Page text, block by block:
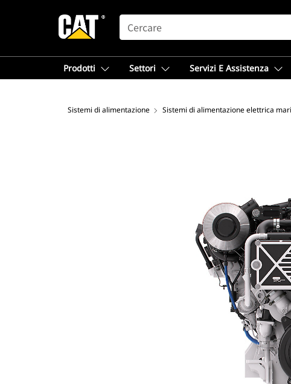
SEARCH
Prodotti Settori Servizi E Assistenza
Sistemi di alimentazione Sistemi di alimentazione elettrica